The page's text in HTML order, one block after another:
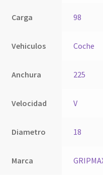
Carga 98
Vehiculos Coche
Anchura 225
Velocidad V
Diametro 18
Marca